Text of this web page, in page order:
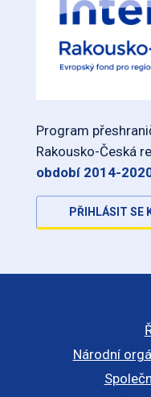
Program
Rakousko-Česká
období 2014-
PŘIHLÁSIT SE
Národní